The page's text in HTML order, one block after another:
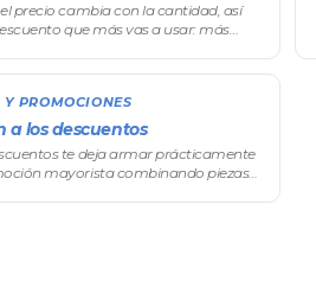
precio cambia con la cantidad, así
que más vas a usar: más
Y PROMOCIONES
a los descuentos
te deja armar prácticamente
mayorista combinando piezas